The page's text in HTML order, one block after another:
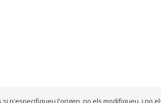
n'especifiqueu l'origen, no els modifiqueu, i no